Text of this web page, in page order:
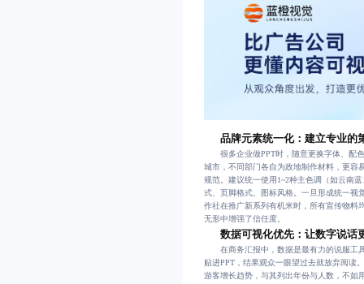
品牌元素统一化：建立专业的
很多企业做PPT时，随意更换字体、配色
城市，不同部门各自为政地制作材料，更容
规范。建议统一使用1~2种主色调（如云南
式、页脚格式、图标风格。一旦形成统一视
作社在推广新系列有机米时，所有宣传物料
无形中增强了信任度。
数据可视化优先：让数字说话
在商务汇报中，数据是最有力的说服工具
贴进PPT，结果观众一眼望过去就放弃阅读
游客增长趋势，与其列出年份与人数，不如